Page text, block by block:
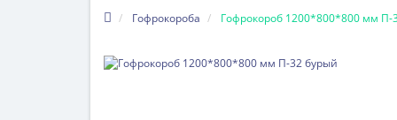
Гофрокороба Гофрокороб 1200*800*800 мм П-